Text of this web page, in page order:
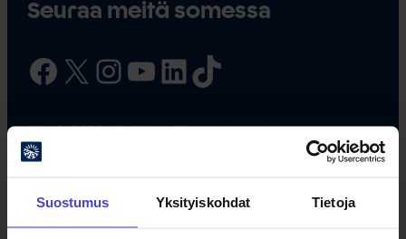
Suostumus Yksityiskohdat Tietoja
Seuraa meitä somessa
Facebook X InstagramYouTube LinkedIn TikTok
#oulu2026 #kulttuuriilmastonmuutos